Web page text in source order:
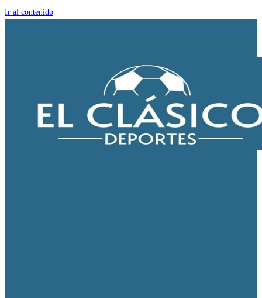
Ir al contenido